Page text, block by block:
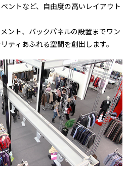
ントなど、自由度の高いレイアウト
ント、バックパネルの設置までワン
ティあふれる空間を創出します。